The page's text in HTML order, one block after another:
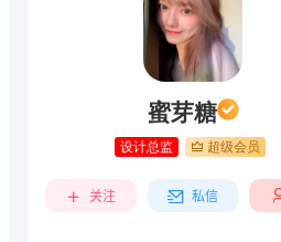
蜜芽糖
设计总监 超级会员
关注 私信